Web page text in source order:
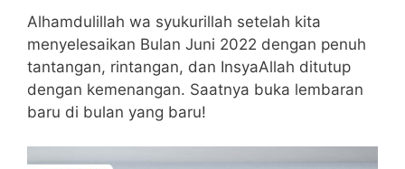
Alhamdulillah wa syukurillah setelah kita
menyelesaikan Bulan Juni 2022 dengan penuh
tantangan, rintangan, dan InsyaAllah ditutup
dengan kemenangan. Saatnya buka lembaran
baru di bulan yang baru!